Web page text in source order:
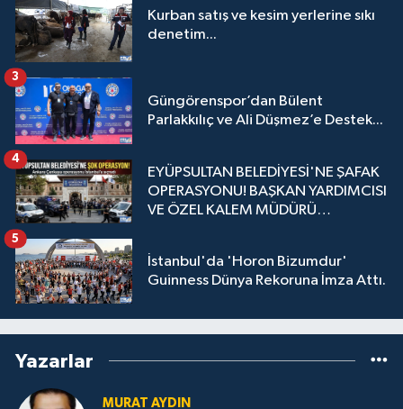
Kurban satış ve kesim yerlerine sıkı
denetim...
Güngörenspor’dan Bülent
Parlakkılıç ve Ali Düşmez’e Destek...
3
EYÜPSULTAN BELEDİYESİ'NE ŞAFAK
OPERASYONU! BAŞKAN YARDIMCISI
VE ÖZEL KALEM MÜDÜRÜ
4
İstanbul'da 'Horon Bizumdur'
Guinness Dünya Rekoruna İmza Attı.
5
Yazarlar
MURAT AYDIN